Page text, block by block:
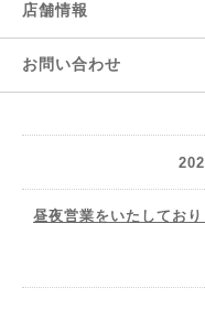
店舗情報
お問い合わせ
昼夜営業をいたしており